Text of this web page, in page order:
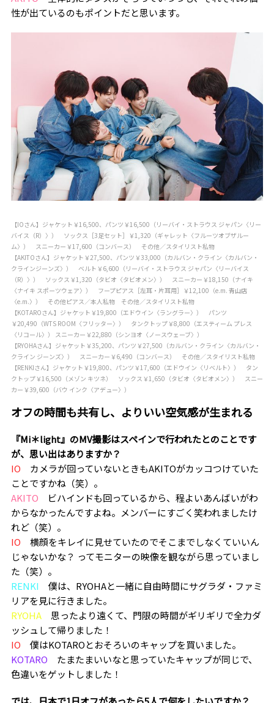
性が出ているのもポイントだと思います。
【IOさん】ジャケット￥16,500、パンツ￥16,500（リーバイ・ストラウス ジャパン〈リー
バイス（R）〉） ソックス［3足セット］￥1,320（ギャレット〈フルーツオブザルー
ム〉） スニーカー￥17,600（コンバース） その他／スタイリスト私物
【AKITOさん】ジャケット￥27,500、パンツ￥33,000（カルバン・クライン〈カルバン・
クラインジーンズ〉） ベルト￥6,600（リーバイ・ストラウス ジャパン〈リーバイス
（R）〉） ソックス￥1,320（タビオ〈タビオメン〉） スニーカー￥18,150（ナイキ
〈ナイキ スポーツウェア〉） フープピアス［左耳・片耳用］￥12,100（e.m. 青山店
〈e.m.〉） その他ピアス／本人私物 その他／スタイリスト私物
【KOTAROさん】ジャケット￥19,800（エドウイン〈ラングラー〉） パンツ
￥20,490（WTS ROOM〈フリッター〉） タンクトップ￥8,800（エスティーム プレス
〈リコール〉） スニーカー￥22,880（シンヨオ〈ノースウェーブ〉）
【RYOHAさん】ジャケット￥35,200、パンツ￥27,500（カルバン・クライン〈カルバン・
クライン ジーンズ〉） スニーカー￥6,490（コンバース） その他／スタイリスト私物
【RENKIさん】ジャケット￥19,800、パンツ￥17,600（エドウイン〈リベルト〉） タン
クトップ￥16,500（メゾン キツネ） ソックス￥1,650（タビオ〈タビオメン〉） スニー
カー￥39,600（バウ インク〈アデュー〉）
オフの時間も共有し、よりいい空気感が生まれる
―――『Mi＊light』のMV撮影はスペインで行われたとのことです
が、思い出はありますか？
IO カメラが回っていないときもAKITOがカッコつけていた
ことですかね（笑）。
AKITO ビハインドも回っているから、程よいあんばいがわ
からなかったんですよね。メンバーにすごく笑われましたけ
れど（笑）。
IO 横顔をキレイに見せていたのでそこまでしなくていいん
じゃないかな？ ってモニターの映像を観ながら思っていまし
た（笑）。
RENKI 僕は、RYOHAと一緒に自由時間にサグラダ・ファミ
リアを見に行きました。
RYOHA思ったより遠くて、門限の時間がギリギリで全力ダ
ッシュして帰りました！
IO 僕はKOTAROとおそろいのキャップを買いました。
KOTARO たまたまいいなと思っていたキャップが同じで、
色違いをゲットしました！